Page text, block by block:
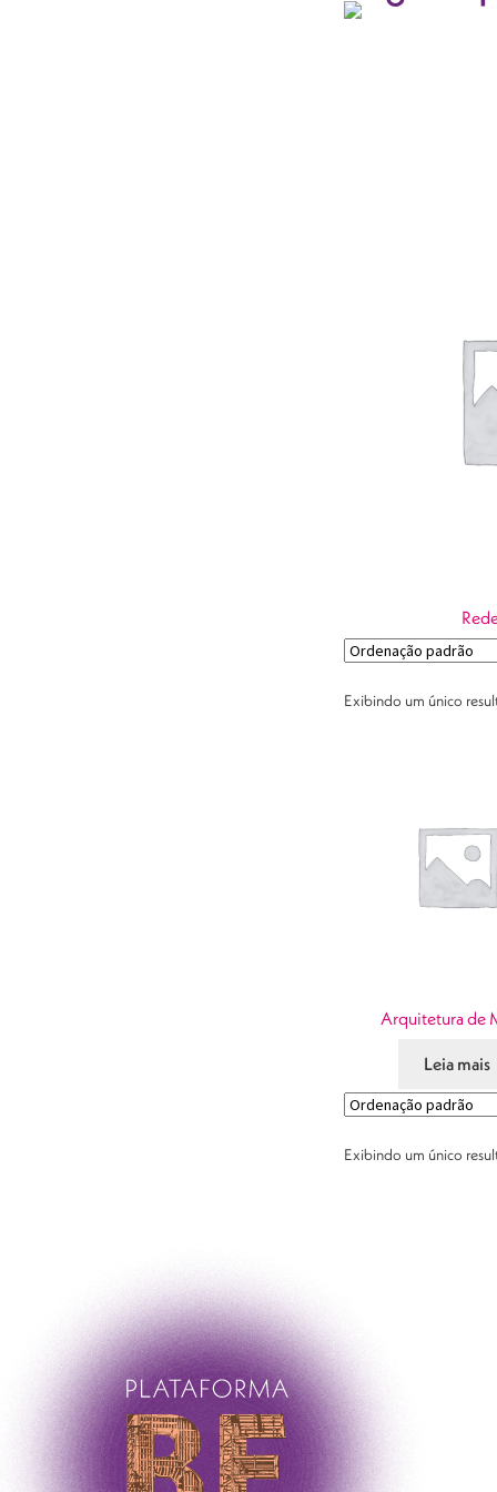
Exibindo um único
Arquitetura de
Leia mais
Exibindo um único